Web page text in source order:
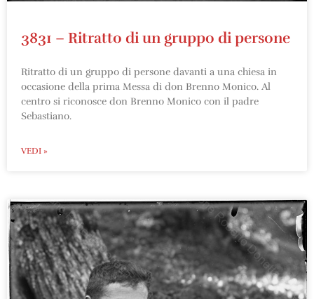
3831 – Ritratto di un gruppo di persone
Ritratto di un gruppo di persone davanti a una chiesa in
occasione della prima Messa di don Brenno Monico. Al
centro si riconosce don Brenno Monico con il padre
Sebastiano.
VEDI »